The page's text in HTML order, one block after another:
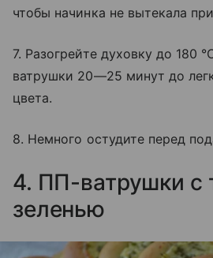
чтобы начинка не вытекала
7. Разогрейте духовку до 180
ватрушки 20—25 минут до
цвета.
8. Немного остудите перед
4. ПП-ватрушки с
зеленью